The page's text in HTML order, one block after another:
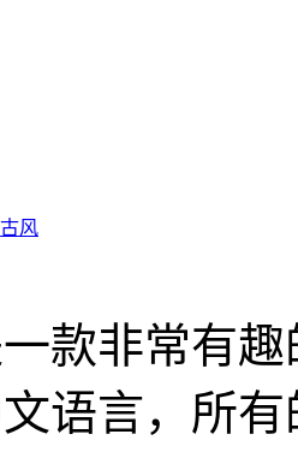
古风
款非常有
语言，所